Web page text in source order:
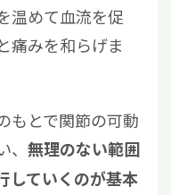
温めて血流を促
痛みを和らげま
もとで関節の可動
無理のない範囲
していくのが基本